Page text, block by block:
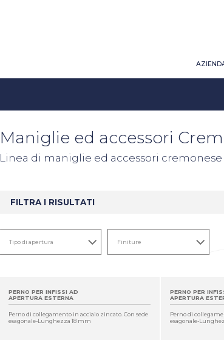
Maniglie ed accessori
Linea di maniglie ed accessori
FILTRA I RISULTATI
PERNO PER INFISSI AD
APERTURA ESTERNA
Perno di collegamento in acciaio zincato. Con sede
esagonale-Lunghezza 18 mm
PERNO PER
APERTURA
Perno di
esagonale-